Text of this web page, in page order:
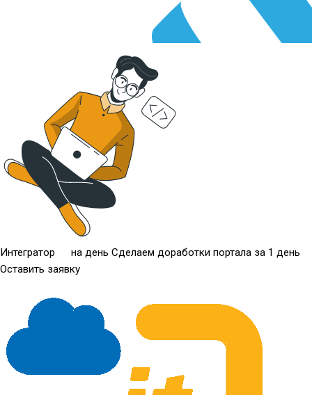
Интегратор на день Сделаем доработки портала за 1 день
Оставить заявку